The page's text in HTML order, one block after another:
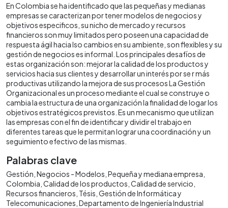
En Colombia se ha identificado que las pequeñas y medianas
empresas se caracterizan por tener modelos de negocios y
objetivos especificos, su nicho de mercado y recursos
financieros son muy limitados pero poseen una capacidad de
respuesta ágil hacia lso cambios en su ambiente, son flexibles y su
gestión de negocios es informal. Los principales desafíos de
estas organización son: mejorar la calidad de los productos y
servicios hacia sus clientes y desarrollar un interés por se r más
productivas utilizando la mejora de sus procesos La Gestión
Organizacional es un proceso mediante el cual se construye o
cambia la estructura de una organización la finalidad de logar los
objetivos estratégicos previstos. Es un mecanismo que utilizan
las empresas con el fin de identificar y dividir el trabajo en
diferentes tareas que le permitan lograr una coordinación y un
seguimiento efectivo de las mismas.
Palabras clave
Gestión Negocios - Modelos Pequeña y mediana empresa
Colombia Calidad de los productos Calidad de servicio
Recursos financieros Tésis Gestión de Informática y
Telecomunicaciones Departamento de Ingeniería Industrial